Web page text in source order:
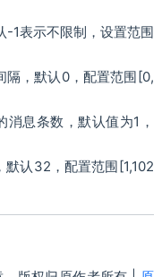
1表示不限制，设置范围
隔，默认0，配置范围[0,
息条数，默认值为1，
认32，配置范围[1,102